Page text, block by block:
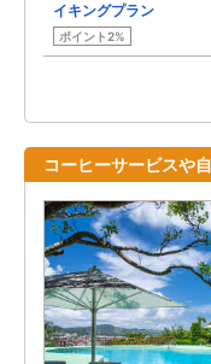
イキングプラン
ポイント2%
コーヒーサービスや